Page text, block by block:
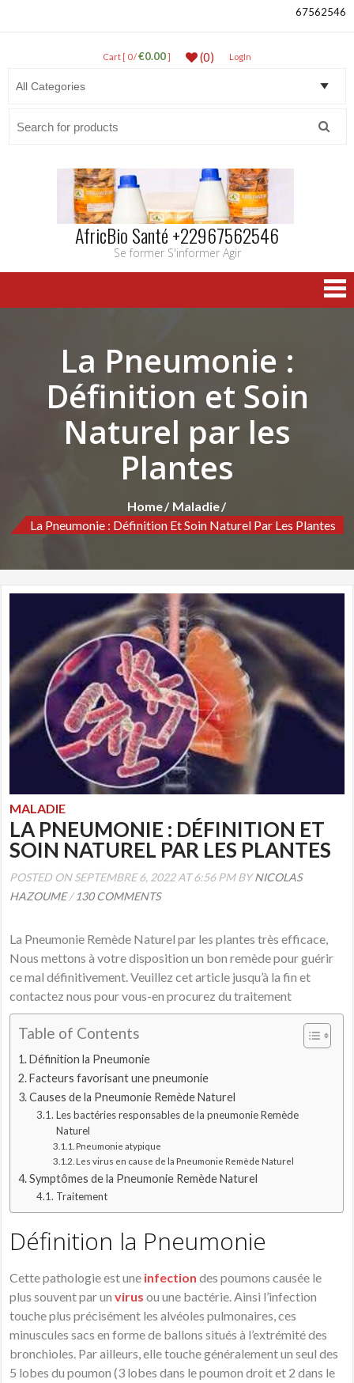
67562546
Cart [ 0 /€0.00] (0) LogIn
AfricBio Santé +22967562546
Se former S'informer Agir
La Pneumonie :
Définition et Soin
Naturel par les
Plantes
Home
Maladie
La Pneumonie : Définition Et Soin Naturel Par Les Plantes
MALADIE
LA PNEUMONIE : DÉFINITION ET
SOIN NATUREL PAR LES PLANTES
POSTED ON SEPTEMBRE 6, 2022 AT 6:56 PM BYNICOLAS
HAZOUME/130 COMMENTS
La Pneumonie Remède Naturel par les plantes très efficace,
Nous mettons à votre disposition un bon remède pour guérir
ce mal définitivement. Veuillez cet article jusqu’à la fin et
contactez nous pour vous-en procurez du traitement
Table of Contents
Définition la Pneumonie
Facteurs favorisant une pneumonie
Causes de la Pneumonie Remède Naturel
Les bactéries responsables de la pneumonie Remède
Naturel
Pneumonie atypique
Les virus en cause de la Pneumonie Remède Naturel
Symptômes de la Pneumonie Remède Naturel
Traitement
Définition la Pneumonie
Cette pathologie est une infection des poumons causée le
plus souvent par unvirus ou une bactérie. Ainsi l’infection
touche plus précisément les alvéoles pulmonaires, ces
minuscules sacs en forme de ballons situés à l’extrémité des
bronchioles. Par ailleurs, elle touche généralement un seul des
5 lobes du poumon (3 lobes dans le poumon droit et 2 dans le